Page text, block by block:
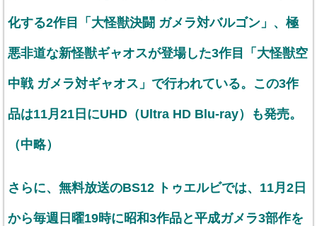
化する2作目「大怪獣決闘 ガメラ対バルゴン」、極
悪非道な新怪獣ギャオスが登場した3作目「大怪獣空
中戦 ガメラ対ギャオス」で行われている。この3作
品は11月21日にUHD（Ultra HD Blu-ray）も発売。
（中略）
さらに、無料放送のBS12 トゥエルビでは、11月2日
から毎週日曜19時に昭和3作品と平成ガメラ3部作を